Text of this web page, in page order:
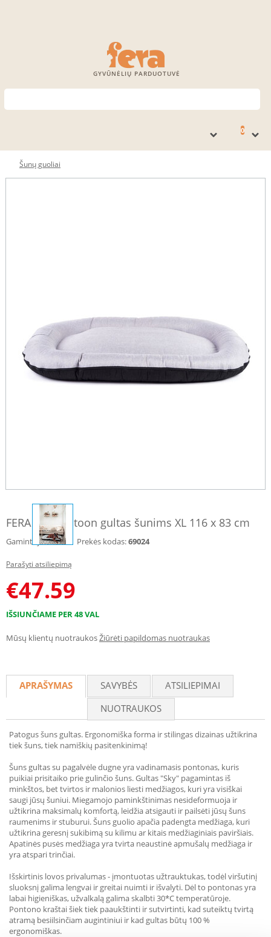
GYVŪNĖLIŲ PARDUOTUVĖ
0
Šunų guoliai
FERA Sky Pontoon gultas šunims XL 116 x 83 cm
Gamintojas:FERA Prekės kodas:69024
Parašyti atsiliepimą
€47.59
IŠSIUNČIAME PER 48 VAL
Mūsų klientų nuotraukosŽiūrėti papildomas nuotraukas
APRAŠYMAS SAVYBĖS
ATSILIEPIMAI
NUOTRAUKOS
Patogus šuns gultas. Ergonomiška forma ir stilingas dizainas užtikrina
tiek šuns, tiek namiškių pasitenkinimą!
Šuns gultas su pagalvėle dugne yra vadinamasis pontonas, kuris
puikiai prisitaiko prie gulinčio šuns. Gultas "Sky" pagamintas iš
minkštos, bet tvirtos ir malonios liesti medžiagos, kuri yra visiškai
saugi jūsų šuniui. Miegamojo paminkštinimas nesideformuoja ir
užtikrina maksimalų komfortą, leidžia atsigauti ir pailsėti jūsų šuns
raumenims ir stuburui. Šuns guolio apačia padengta medžiaga, kuri
užtikrina geresnį sukibimą su kilimu ar kitais medžiaginiais paviršiais.
Apatinės pusės medžiaga yra tvirta neaustinė apmušalų medžiaga ir
yra atspari trinčiai.
Išskirtinis lovos privalumas - įmontuotas užtrauktukas, todėl viršutinį
sluoksnį galima lengvai ir greitai nuimti ir išvalyti. Dėl to pontonas yra
labai higieniškas, užvalkalą galima skalbti 30*C temperatūroje.
Pontono kraštai šiek tiek paaukštinti ir sutvirtinti, kad suteiktų tvirtą
atramą besiilsinčiam augintiniui ir kad gultas būtų 100 %
ergonomiškas.